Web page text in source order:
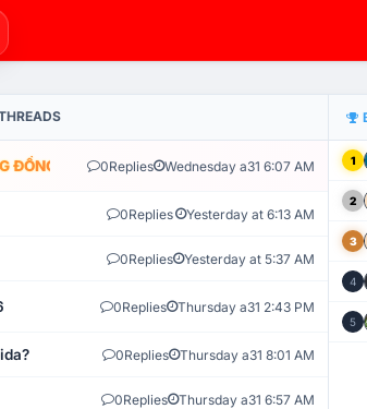
ĐỒNG VLIKE.VN: HỆ THỐNG GIÁM SÁT TỰ
0Replies Wednesday a31 6:07 AM
0Replies Yesterday at 6:13 AM
0Replies Yesterday at 5:37 AM
0Replies Thursday a31 2:43 PM
0Replies Thursday a31 8:01 AM
0Replies Thursday a31 6:57 AM
1
2
3
4
5